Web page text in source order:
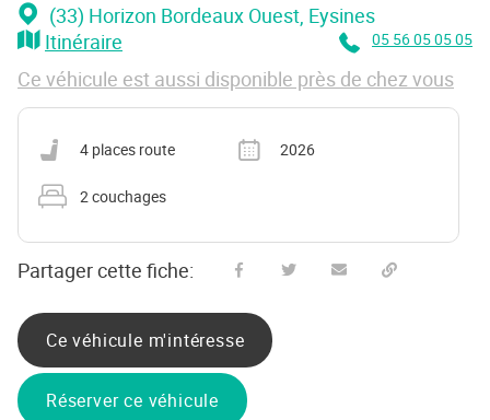
(33) Horizon Bordeaux Ouest , Eysines
Itinéraire
05 56 05 05 05
Ce véhicule est aussi disponible près de chez vous
Nombre de places carte grise
4 places route
Année
2026
Nombre de couchages
2 couchages
Partager cette fiche:
Ce véhicule m'intéresse
Réserver ce véhicule